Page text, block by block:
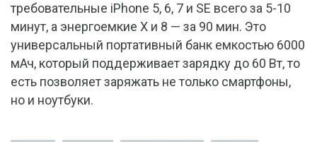
требовательные iPhone 5, 6, 7 и SE всего за 5-10
минут, а энергоемкие Х и 8 — за 90 мин. Это
универсальный портативный банк емкостью 6000
мАч, который поддерживает зарядку до 60 Вт, то
есть позволяет заряжать не только смартфоны,
но и ноутбуки.